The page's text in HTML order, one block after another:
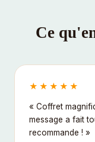
Ce
★★★★★
« Coffret
message a fait
recommande ! »